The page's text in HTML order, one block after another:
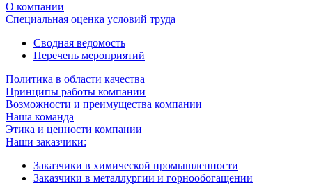
О компании
Специальная оценка условий труда
Сводная ведомость
Перечень мероприятий
Политика в области качества
Принципы работы компании
Возможности и преимущества компании
Наша команда
Этика и ценности компании
Наши заказчики:
Заказчики в химической промышленности
Заказчики в металлургии и горнообогащении